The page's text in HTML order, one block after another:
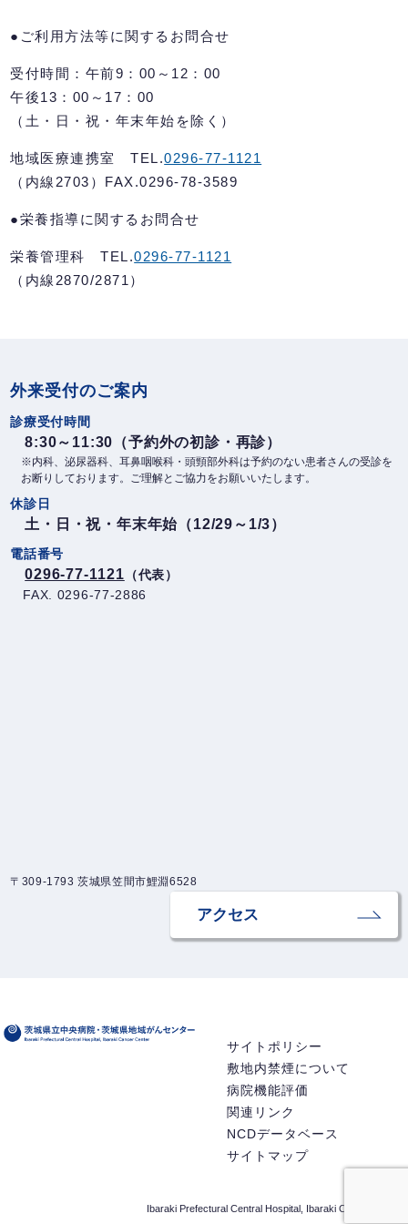
●ご利用方法等に関するお問合せ
受付時間：午前9：00～12：00
午後13：00～17：00
（土・日・祝・年末年始を除く）
地域医療連携室 TEL.0296-77-1121
（内線2703）FAX.0296-78-3589
●栄養指導に関するお問合せ
栄養管理科 TEL.0296-77-1121
（内線2870/2871）
外来受付のご案内
診療受付時間
8:30～11:30（予約外の初診・再診）
※内科、泌尿器科、耳鼻咽喉科・頭頸部外科は予約のない患者さんの受診を
お断りしております。ご理解とご協力をお願いいたします。
休診日
土・日・祝・年末年始（12/29～1/3）
電話番号
0296-77-1121 （代表）
FAX. 0296-77-2886
〒309-1793 茨城県笠間市鯉淵6528
アクセス
サイトポリシー
敷地内禁煙について
病院機能評価
関連リンク
NCDデータベース
サイトマップ
Ibaraki Prefectural Central Hospital, Ibaraki Cancer Center